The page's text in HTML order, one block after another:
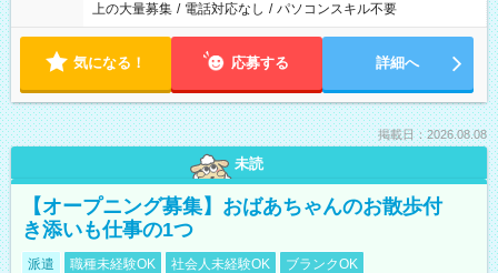
上の大量募集 / 電話対応なし / パソコンスキル不要
気になる！ 応募する 詳細へ
掲載日：2026.08.08
未読
【オープニング募集】おばあちゃんのお散歩付
き添いも仕事の1つ
派遣 職種未経験OK 社会人未経験OK
ブランクOK